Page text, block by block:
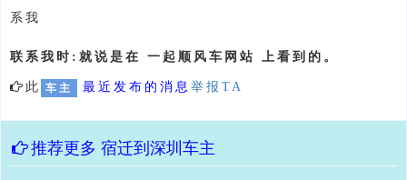
系我
联系我时:就说是在 一起顺风车网站 上看到的。
此 车主 最近发布的消息 举报TA
推荐更多 宿迁到深圳车主